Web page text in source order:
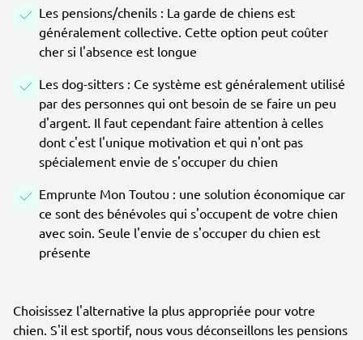
Les pensions/chenils : La garde de chiens est
généralement collective. Cette option peut coûter
cher si l'absence est longue
Les dog-sitters : Ce système est généralement utilisé
par des personnes qui ont besoin de se faire un peu
d'argent. Il faut cependant faire attention à celles
dont c'est l'unique motivation et qui n'ont pas
spécialement envie de s'occuper du chien
Emprunte Mon Toutou : une solution économique car
ce sont des bénévoles qui s'occupent de votre chien
avec soin. Seule l'envie de s'occuper du chien est
présente
Choisissez l'alternative la plus appropriée pour votre
chien. S'il est sportif, nous vous déconseillons les pensions